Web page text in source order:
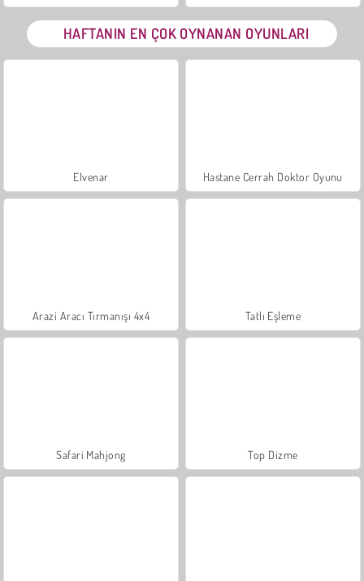
HAFTANIN EN ÇOK OYNANAN OYUNLARI
Elvenar Hastane Cerrah Doktor Oyunu
Arazi Aracı Tırmanışı 4x4 Tatlı Eşleme
Safari Mahjong Top Dizme